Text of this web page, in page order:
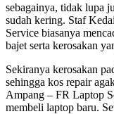
sebagainya, tidak lupa
sudah kering. Staf
Service biasanya
bajet serta kerosakan
Sekiranya kerosakan
sehingga kos repair
Ampang – FR Laptop
membeli laptop baru.